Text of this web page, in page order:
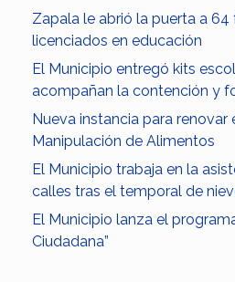
Zapala le abrió la puerta a
licenciados en educación
El Municipio entregó kits
acompañan la contención y
Nueva instancia para renovar
Manipulación de Alimentos
El Municipio trabaja en la
calles tras el temporal de
El Municipio lanza el
Ciudadana”